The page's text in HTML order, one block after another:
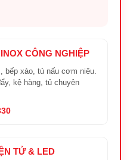
CÔNG NGHIỆP
bếp xào, tủ nấu cơm niêu.
kệ hàng, tủ chuyên
TỬ & LED